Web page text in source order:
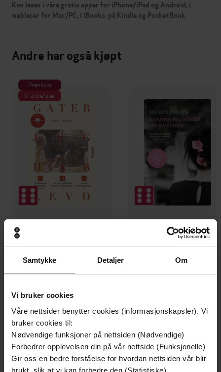
Samtykke Detaljer Om
Vi bruker cookies
Våre nettsider benytter cookies (informasjonskapsler). Vi
bruker cookies til:
Nødvendige funksjoner på nettsiden (Nødvendige)
Forbedrer opplevelsen din på vår nettside (Funksjonelle)
Gir oss en bedre forståelse for hvordan nettsiden vår blir
brukt, slik at vi kan forbedre den (Statistiske)
Kan leses i våre gratis apper for iPhone/iPad og Android, i
webleser for Mac/PC, i iBooks, på Kindle og PocketBook
Andre har også kjøpt
Premium
Vi anbefaler
Gater jeg har levd
Nikolai Torgersen
99,-
Å vanne
Valérie Perrin
Undertittel
Forfattere Einar Aarvig(forfatter)
Forlag eboknorden as